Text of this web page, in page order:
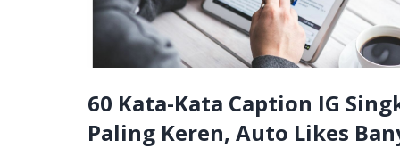
60 Kata-Kata Caption IG
Paling Keren, Auto Likes